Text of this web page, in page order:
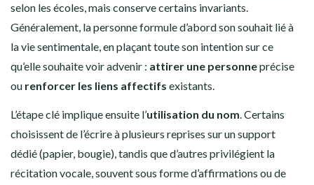
selon les écoles, mais conserve certains invariants.
Généralement, la personne formule d’abord son souhait lié à
la vie sentimentale, en plaçant toute son intention sur ce
qu’elle souhaite voir advenir : attirer une personneprécise
ou renforcer les liens affectifs existants.
L’étape clé implique ensuite l’utilisation du nom. Certains
choisissent de l’écrire à plusieurs reprises sur un support
dédié (papier, bougie), tandis que d’autres privilégient la
récitation vocale, souvent sous forme d’affirmations ou de